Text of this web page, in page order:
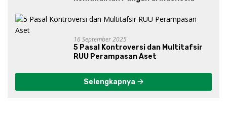
16 September 2025
5 Pasal Kontroversi dan Multitafsir
RUU Perampasan Aset
Selengkapnya